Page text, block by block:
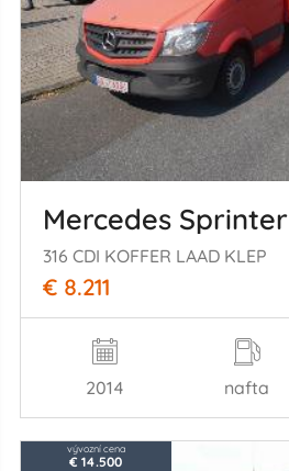
Mercedes Sprinter
316 CDI KOFFER LAAD KLEP
€ 8.211
2014 nafta
vývozní cena
€ 14.500